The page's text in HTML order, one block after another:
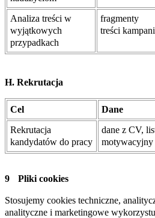
Analiza treści w
wyjątkowych
przypadkach
fragmenty
treści
H. Rekrutacja
Cel Dane
Rekrutacja
kandydatów do pracy
dane z CV,
motywacyjny
Pliki cookies
Stosujemy cookies techniczne,
analityczne i marketingowe